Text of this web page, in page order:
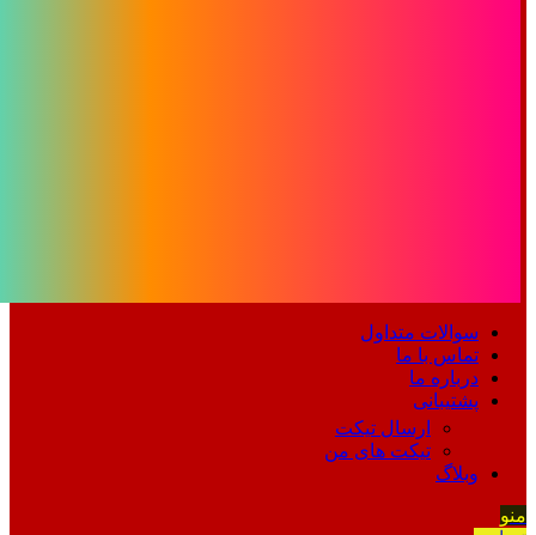
سوالات متداول
تماس با ما
درباره ما
پشتیبانی
ارسال تیکت
تیکت های من
وبلاگ
منو